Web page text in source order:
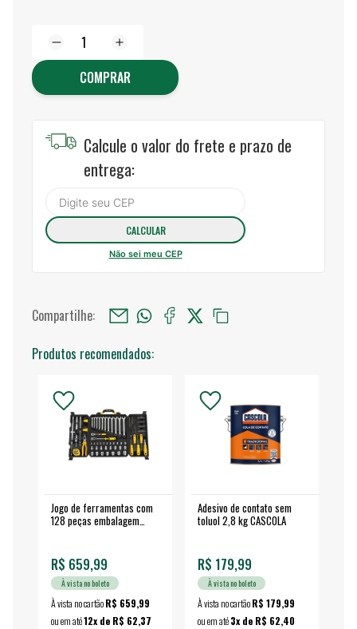
COMPRAR
Calcule o valor do frete e prazo de
entrega:
Não sei meu CEP
Compartilhe:
Produtos recomendados:
Jogo de ferramentas com
128 peças embalagem
R$ 659,99
À vista no boleto
À vista no cartãoR$ 659,99
ou em até12x de R$ 62,37
Adesivo de contato sem
toluol 2,8 kg CASCOLA
R$ 179,99
À vista no boleto
À vista no cartãoR$ 179,99
ou em até3x de R$ 62,40